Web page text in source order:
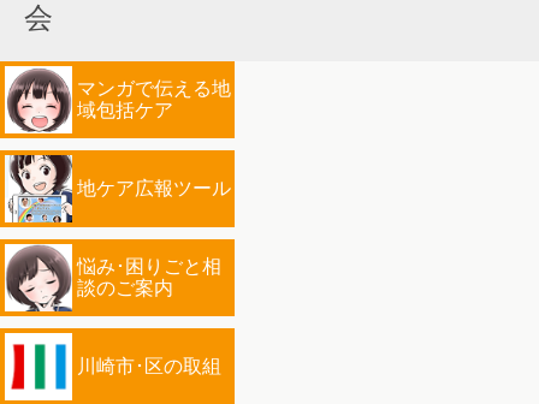
会
マンガで伝える地
域包括ケア
地ケア広報ツール
悩み･困りごと相
談のご案内
川崎市･区の取組